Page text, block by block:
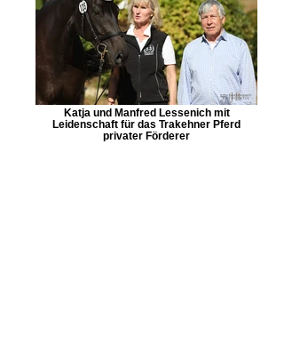
Katja und Manfred Lessenich mit
Leidenschaft für das Trakehner Pferd
privater Förderer